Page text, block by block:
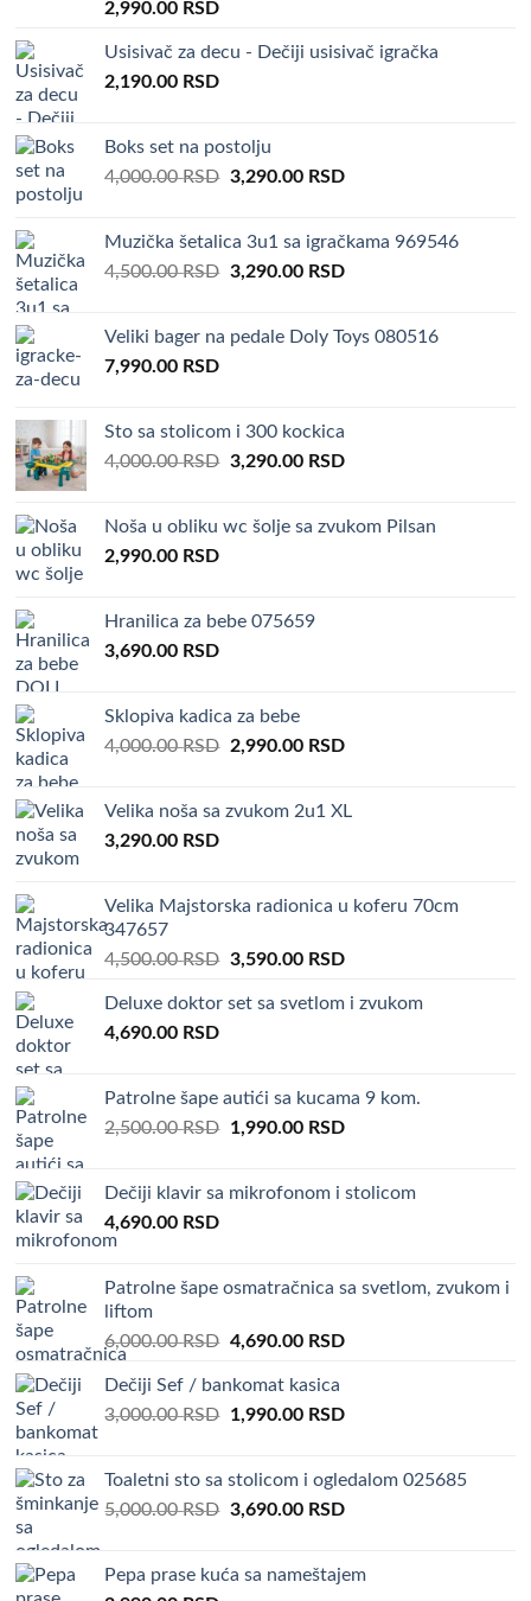
Rated5.00
2,990.00 RSD
Usisivač za decu - Dečiji usisivač igračka
2,190.00 RSD
Boks set na postolju
4,000.00RSD Original
4,000.00 RSD.
3,290.00 RSDCurrent
3,290.00 RSD.
Muzička šetalica 3u1 sa igračkama 969546
4,500.00RSD Original
4,500.00 RSD.
3,290.00 RSDCurrent
3,290.00 RSD.
Veliki bager na pedale Doly Toys 080516
7,990.00 RSD
Sto sa stolicom i 300 kockica
4,000.00RSD Original
4,000.00 RSD.
3,290.00 RSDCurrent
3,290.00 RSD.
Noša u obliku wc šolje sa zvukom Pilsan
2,990.00 RSD
Hranilica za bebe 075659
3,690.00 RSD
Sklopiva kadica za bebe
4,000.00RSD Original
4,000.00 RSD.
2,990.00 RSDCurrent
2,990.00 RSD.
Velika noša sa zvukom 2u1 XL
3,290.00 RSD
Velika Majstorska radionica u koferu 70cm
347657
4,500.00RSD Original
was:
3,590.00 RSDCurrent
is:
Deluxe doktor set sa svetlom i zvukom
4,690.00 RSD
Patrolne šape autići sa kucama 9 kom.
2,500.00RSD Original
2,500.00 RSD.
1,990.00 RSDCurrent
1,990.00 RSD.
Dečiji klavir sa mikrofonom i stolicom
4,690.00 RSD
Patrolne šape osmatračnica sa svetlom, zvukom i
liftom
6,000.00RSD Original
was:
6,000.00 RSD.
4,690.00 RSDCurrent
4,690.00 RSD.
Dečiji Sef / bankomat kasica
3,000.00RSD Original
3,000.00 RSD.
1,990.00 RSDCurrent
1,990.00 RSD.
Toaletni sto sa stolicom i ogledalom 025685
5,000.00RSD Original
5,000.00 RSD.
3,690.00 RSDCurrent
3,690.00 RSD.
Pepa prase kuća sa nameštajem